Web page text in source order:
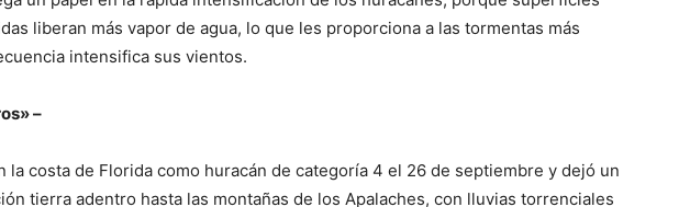
liberan más vapor de agua, lo que les proporciona a las tormentas más
intensifica sus vientos.
–
la costa de Florida como huracán de categoría 4 el 26 de septiembre y dejó un
tierra adentro hasta las montañas de los Apalaches, con lluvias torrenciales